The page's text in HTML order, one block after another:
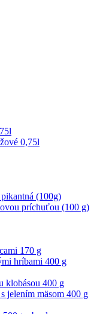
0,75l
(100g)
príchuťou (100 g)
170 g
hríbami 400 g
klobásou 400 g
jelením mäsom 400 g